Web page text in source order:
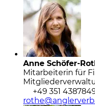
Anne Schöfer-
Mitarbeiterin für
+49 351